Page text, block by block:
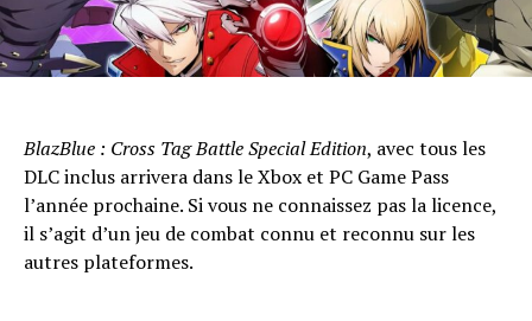
BlazBlue : Cross Tag Battle Special Edition, avec tous les
DLC inclus arrivera dans le Xbox et PC Game Pass
l’année prochaine. Si vous ne connaissez pas la licence,
il s’agit d’un jeu de combat connu et reconnu sur les
autres plateformes.